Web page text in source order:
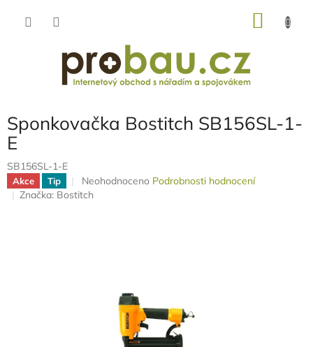
Sponkovačka Bostitch SB156SL-1-
E
SB156SL-1-E
Akce Tip
Průměrné
hodnocení
Neohodnoceno Podrobnosti hodnocení
Značka: Bostitch